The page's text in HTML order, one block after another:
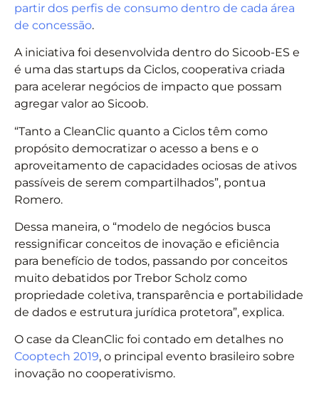
partir dos perfis de consumo dentro de cada área
de concessão.
A iniciativa foi desenvolvida dentro do Sicoob-ES e
é uma das startups da Ciclos, cooperativa criada
para acelerar negócios de impacto que possam
agregar valor ao Sicoob.
“Tanto a CleanClic quanto a Ciclos têm como
propósito democratizar o acesso a bens e o
aproveitamento de capacidades ociosas de ativos
passíveis de serem compartilhados”, pontua
Romero.
Dessa maneira, o “modelo de negócios busca
ressignificar conceitos de inovação e eficiência
para benefício de todos, passando por conceitos
muito debatidos por Trebor Scholz como
propriedade coletiva, transparência e portabilidade
de dados e estrutura jurídica protetora”, explica.
O case da CleanClic foi contado em detalhes no
Cooptech 2019, o principal evento brasileiro sobre
inovação no cooperativismo.